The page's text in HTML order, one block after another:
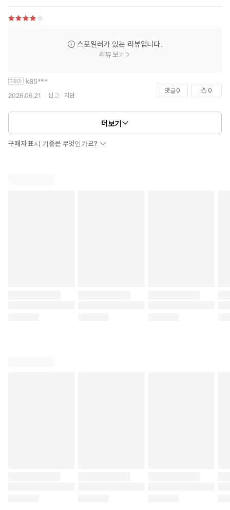
스포일러가 있는 리뷰입니다.
리뷰 보기
k85***
2026.06.21 신고 차단
댓글0 0
더보기
구매자 표시 기준은 무엇인가요?